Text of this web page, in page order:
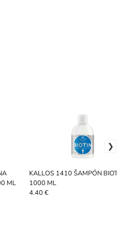
ML
KALLOS 1410 ŠAMPÓN BIOTIN
1000 ML
4.40 €